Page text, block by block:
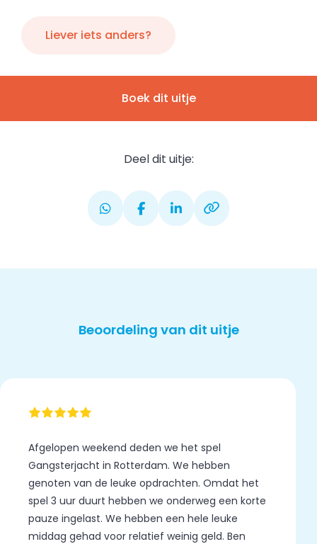
Liever iets anders?
Boek dit uitje
Deel dit uitje:
Beoordeling van dit uitje
Afgelopen weekend deden we het spel
Gangsterjacht in Rotterdam. We hebben
genoten van de leuke opdrachten. Omdat het
spel 3 uur duurt hebben we onderweg een korte
pauze ingelast. We hebben een hele leuke
middag gehad voor relatief weinig geld. Ben